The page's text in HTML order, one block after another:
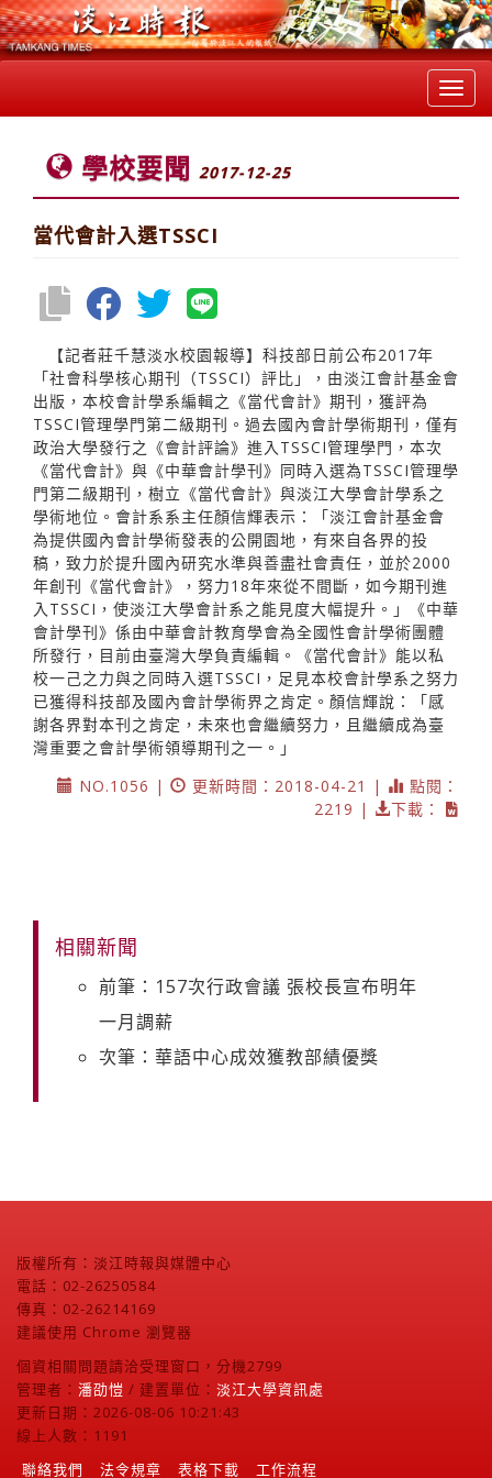
學校要聞 2017-12-25
當代會計入選TSSCI
【記者莊千慧淡水校園報導】科技部日前公布2017年
「社會科學核心期刊（TSSCI）評比」，由淡江會計基金會
出版，本校會計學系編輯之《當代會計》期刊，獲評為
TSSCI管理學門第二級期刊。過去國內會計學術期刊，僅有
政治大學發行之《會計評論》進入TSSCI管理學門，本次
《當代會計》與《中華會計學刊》同時入選為TSSCI管理學
門第二級期刊，樹立《當代會計》與淡江大學會計學系之
學術地位。會計系系主任顏信輝表示：「淡江會計基金會
為提供國內會計學術發表的公開園地，有來自各界的投
稿，致力於提升國內研究水準與善盡社會責任，並於2000
年創刊《當代會計》，努力18年來從不間斷，如今期刊進
入TSSCI，使淡江大學會計系之能見度大幅提升。」《中華
會計學刊》係由中華會計教育學會為全國性會計學術團體
所發行，目前由臺灣大學負責編輯。《當代會計》能以私
校一己之力與之同時入選TSSCI，足見本校會計學系之努力
已獲得科技部及國內會計學術界之肯定。顏信輝說：「感
謝各界對本刊之肯定，未來也會繼續努力，且繼續成為臺
灣重要之會計學術領導期刊之一。」
NO.1056 |
更新時間：2018-04-21 |
點閱：
2219 |
下載：
相關新聞
前筆：157次行政會議 張校長宣布明年
一月調薪
次筆：華語中心成效獲教部績優獎
版權所有：淡江時報與媒體中心
電話：02-26250584
傳真：02-26214169
建議使用 Chrome 瀏覽器
個資相關問題請洽受理窗口，分機2799
管理者： 潘劭愷 / 建置單位： 淡江大學資訊處
更新日期：2026-08-06 10:21:43
線上人數：1191
聯絡我們
法令規章 表格下載 工作流程